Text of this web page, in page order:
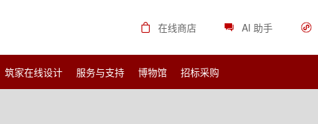
在线商店 AI 助手
筑家在线设计 服务与支持 博物馆 招标采购